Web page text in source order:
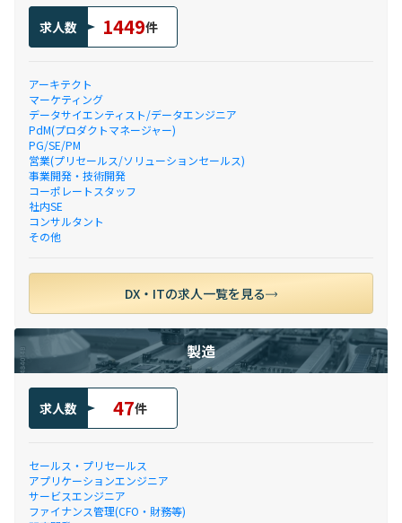
求人数 1449件
アーキテクト
マーケティング
データサイエンティスト/データエンジニア
PdM(プロダクトマネージャー)
PG/SE/PM
営業(プリセールス/ソリューションセールス)
事業開発・技術開発
コーポレートスタッフ
社内SE
コンサルタント
その他
DX・ITの求人一覧を見る
製造
求人数 47件
セールス・プリセールス
アプリケーションエンジニア
サービスエンジニア
ファイナンス管理(CFO・財務等)